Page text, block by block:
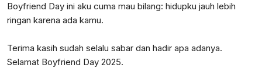
Boyfriend Day ini aku cuma mau bilang: hidupku jauh lebih
ringan karena ada kamu.
Terima kasih sudah selalu sabar dan hadir apa adanya.
Selamat Boyfriend Day 2025.